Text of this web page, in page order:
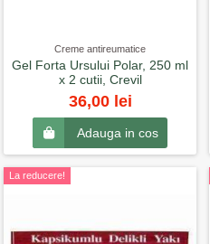
Creme antireumatice
Gel Forta Ursului Polar, 250 ml
x 2 cutii, Crevil
36,00 lei
Adauga in cos
La reducere!